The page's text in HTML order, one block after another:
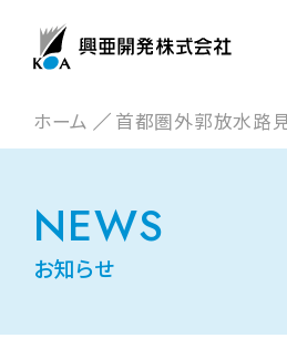
ホーム 首都圏外郭放水路
NEWS
お知らせ